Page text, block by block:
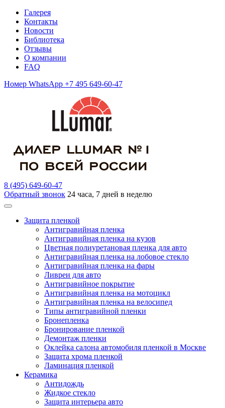
Галерея
Контакты
Новости
Библиотека
Отзывы
О компании
FAQ
Номер WhatsApp +7 495 649-60-47
8 (495) 649-60-47
Обратный звонок 24 часа, 7 дней в неделю
Защита пленкой
Антигравийная пленка
Антигравийная пленка на кузов
Цветная полиуретановая пленка для авто
Антигравийная пленка на лобовое стекло
Антигравийная пленка на фары
Ливреи для авто
Антигравийное покрытие
Антигравийная пленка на мотоцикл
Антигравийная пленка на велосипед
Типы антигравийной пленки
Бронепленка
Бронирование пленкой
Демонтаж пленки
Оклейка салона автомобиля пленкой в Москве
Защита хрома пленкой
Ламинация пленкой
Керамика
Антидождь
Жидкое стекло
Защита интерьера авто